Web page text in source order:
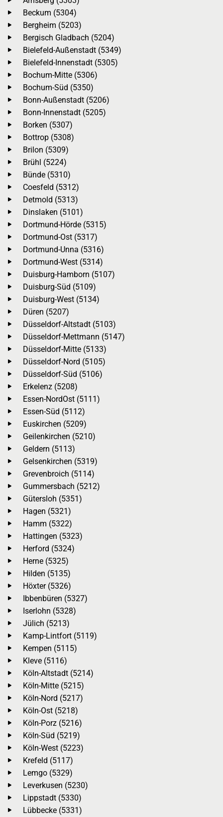
Beckum (5304)
Bergheim (5203)
Bergisch Gladbach (5204)
Bielefeld-Außenstadt (5349)
Bielefeld-Innenstadt (5305)
Bochum-Mitte (5306)
Bochum-Süd (5350)
Bonn-Außenstadt (5206)
Bonn-Innenstadt (5205)
Borken (5307)
Bottrop (5308)
Brilon (5309)
Brühl (5224)
Bünde (5310)
Coesfeld (5312)
Detmold (5313)
Dinslaken (5101)
Dortmund-Hörde (5315)
Dortmund-Ost (5317)
Dortmund-Unna (5316)
Dortmund-West (5314)
Duisburg-Hamborn (5107)
Duisburg-Süd (5109)
Duisburg-West (5134)
Düren (5207)
Düsseldorf-Altstadt (5103)
Düsseldorf-Mettmann (5147)
Düsseldorf-Mitte (5133)
Düsseldorf-Nord (5105)
Düsseldorf-Süd (5106)
Erkelenz (5208)
Essen-NordOst (5111)
Essen-Süd (5112)
Euskirchen (5209)
Geilenkirchen (5210)
Geldern (5113)
Gelsenkirchen (5319)
Grevenbroich (5114)
Gummersbach (5212)
Gütersloh (5351)
Hagen (5321)
Hamm (5322)
Hattingen (5323)
Herford (5324)
Herne (5325)
Hilden (5135)
Höxter (5326)
Ibbenbüren (5327)
Iserlohn (5328)
Jülich (5213)
Kamp-Lintfort (5119)
Kempen (5115)
Kleve (5116)
Köln-Altstadt (5214)
Köln-Mitte (5215)
Köln-Nord (5217)
Köln-Ost (5218)
Köln-Porz (5216)
Köln-Süd (5219)
Köln-West (5223)
Krefeld (5117)
Lemgo (5329)
Leverkusen (5230)
Lippstadt (5330)
Lübbecke (5331)